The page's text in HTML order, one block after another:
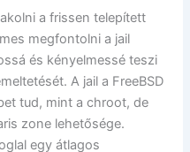
a frissen telepített
megfontolni a jail
és kényelmessé teszi
A jail a FreeBSD
tud, mint a chroot, de
zone lehetősége.
egy átlagos